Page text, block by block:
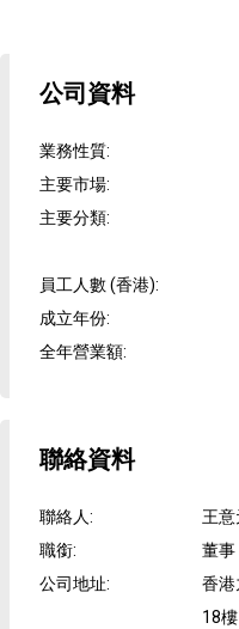
公司資料
業務性質:
主要市場:
主要分類:
員工人數 (香港):
成立年份:
全年營業額:
聯絡資料
聯絡人:
王
職銜:
董事
公司地址:
香港
18